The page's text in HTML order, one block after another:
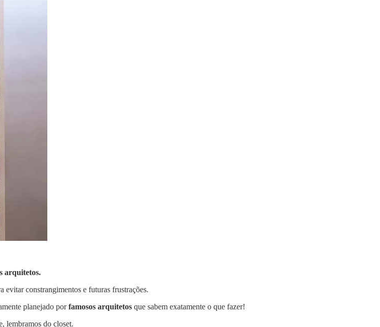
arquitetos.
evitar constrangimentos e futuras frustrações.
planejado porfamosos arquitetos que sabem exatamente o que fazer!
lembramos do closet.